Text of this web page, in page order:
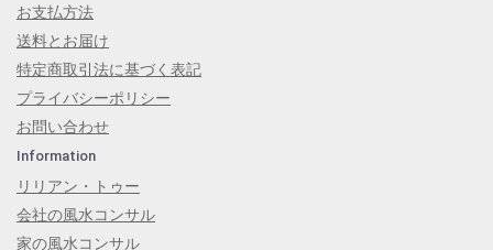
お支払方法
送料とお届け
特定商取引法に基づく表記
プライバシーポリシー
お問い合わせ
Information
リリアン・トゥー
会社の風水コンサル
家の風水コンサル